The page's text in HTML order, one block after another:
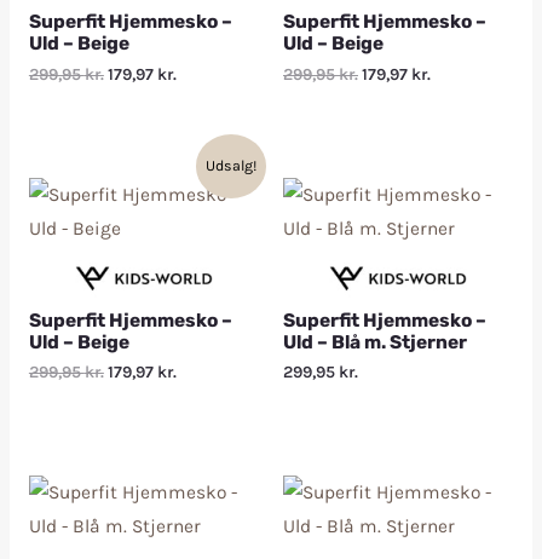
Superfit Hjemmesko –
Uld – Beige
299,95kr.179,97 kr.
Superfit Hjemmesko –
Uld – Beige
299,95kr.179,97 kr.
Udsalg!
Superfit Hjemmesko –
Uld – Beige
299,95kr.179,97 kr.
Superfit Hjemmesko –
Uld – Blå m. Stjerner
299,95 kr.